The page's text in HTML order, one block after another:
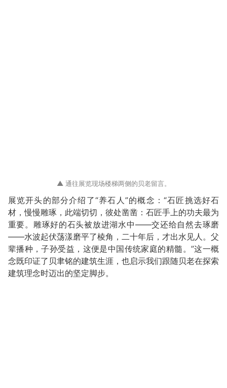
▲ 通往展览现场楼梯两侧的贝老留言。
展览开头的部分介绍了“养石人”的概念：“石匠挑选好石
材，慢慢雕琢，此端切切，彼处凿凿：石匠手上的功夫最为
重要。雕琢好的石头被放进湖水中——交还给自然去琢磨
——水波起伏荡漾磨平了棱角，二十年后，才出水见人。父
辈播种，子孙受益，这便是中国传统家庭的精髓。”这一概
念既印证了贝聿铭的建筑生涯，也启示我们跟随贝老在探索
建筑理念时迈出的坚定脚步。